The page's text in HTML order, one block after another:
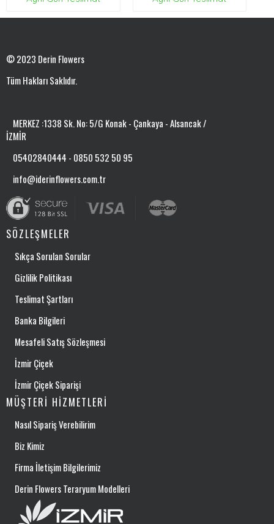
© 2023 Derin Flowers
Tüm Hakları Saklıdır.
MERKEZ :1338 Sk. No: 5/G Konak - Çankaya - Alsancak /
İZMİR
05402840444 - 0850 532 50 95
info@iderinflowers.com.tr
SÖZLEŞMELER
Sıkça Sorulan Sorular
Gizlilik Politikası
Teslimat Şartları
Banka Bilgileri
Mesafeli Satış Sözleşmesi
İzmir Çiçek
İzmir Çiçek Siparişi
MÜŞTERI HIZMETLERI
Nasıl Sipariş Verebilirim
Biz Kimiz
Firma İletişim Bilgilerimiz
Derin Flowers Teraryum Modelleri